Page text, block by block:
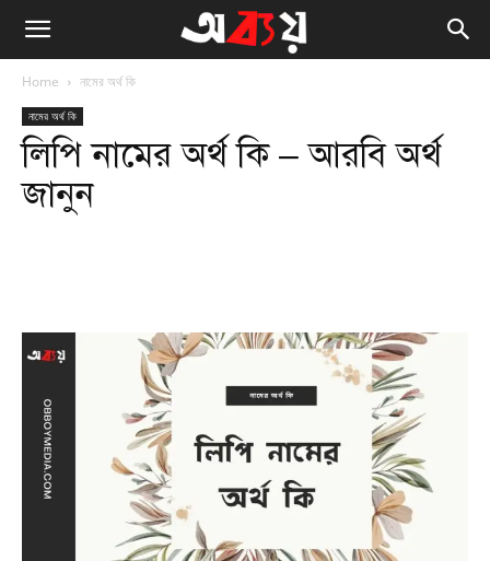
Home নামের অর্থ কি
নামের অর্থ কি
লিপি নামের অর্থ কি – আরবি অর্থ
জানুন